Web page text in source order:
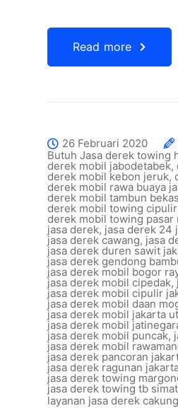
Read more
26 Februari 2020
Butuh Jasa derek towing
derek mobil jabodetabek,
derek mobil kebon jeruk,
derek mobil rawa buaya
derek mobil tambun
derek mobil towing cipulir
derek mobil towing pasar
jasa derek, jasa derek 24
jasa derek cawang, jasa
jasa derek duren sawit
jasa derek gendong
jasa derek mobil bogor
jasa derek mobil cipedak,
jasa derek mobil cipulir
jasa derek mobil daan
jasa derek mobil jakarta
jasa derek mobil
jasa derek mobil puncak,
jasa derek mobil
jasa derek pancoran
jasa derek ragunan
jasa derek towing
jasa derek towing tb
layanan jasa derek cakung